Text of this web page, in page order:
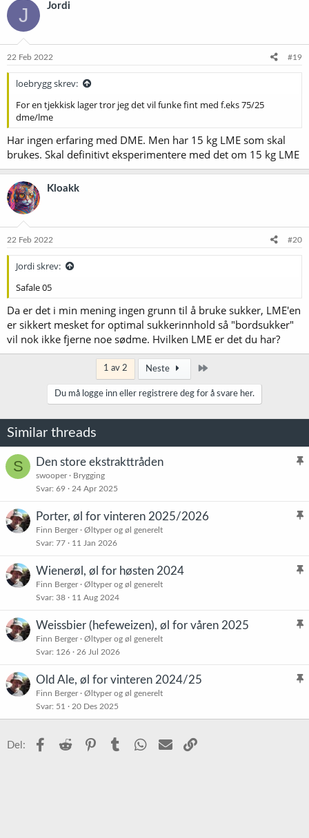
J Jordi
22 Feb 2022 #19
loebrygg skrev:
For en tjekkisk lager tror jeg det vil funke fint med f.eks 75/25
dme/lme
Har ingen erfaring med DME. Men har 15 kg LME som skal
brukes. Skal definitivt eksperimentere med det om 15 kg LME
Kloakk
22 Feb 2022 #20
Jordi skrev:
Safale 05
Da er det i min mening ingen grunn til å bruke sukker, LME'en
er sikkert mesket for optimal sukkerinnhold så "bordsukker"
vil nok ikke fjerne noe sødme. Hvilken LME er det du har?
1 av 2 Neste
Du må logge inn eller registrere deg for å svare her.
Similar threads
S
K
t
Den store ekstrakttråden
swooper
Brygging
Svar 69 24 Apr 2025
K
t
Porter, øl for vinteren 2025/2026
Finn Berger
Øltyper og øl generelt
Svar 77 11 Jan 2026
K
t
Wienerøl, øl for høsten 2024
Finn Berger
Øltyper og øl generelt
Svar 38 11 Aug 2024
K
t
Weissbier (hefeweizen), øl for våren 2025
Finn Berger
Øltyper og øl generelt
Svar 126 26 Jul 2026
K
s
Old Ale, øl for vinteren 2024/25
Finn Berger
Øltyper og øl generelt
Svar 51 20 Des 2025
Del: Facebook
Reddit PinterestTumblr WhatsApp
E-post